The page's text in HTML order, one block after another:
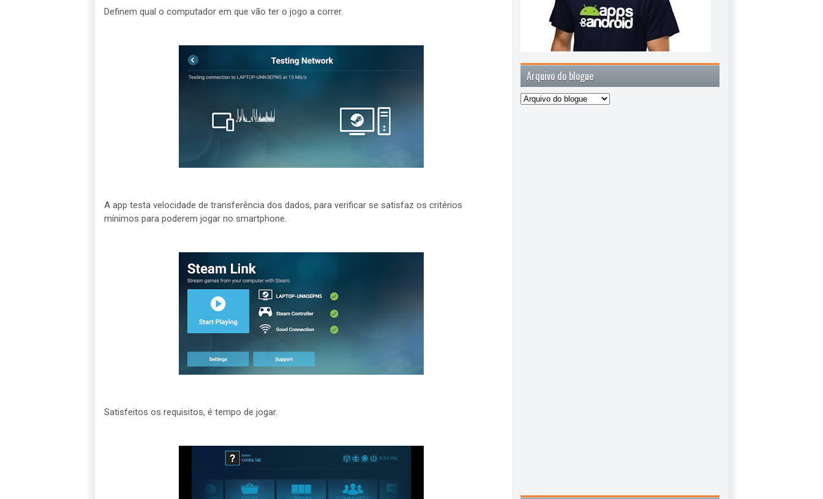
Definem qual o computador em que vão ter o jogo a correr.
A app testa velocidade de transferência dos dados, para verificar se satisfaz os critérios
mínimos para poderem jogar no smartphone.
Satisfeitos os requisitos, é tempo de jogar.
Arquivo do blogue